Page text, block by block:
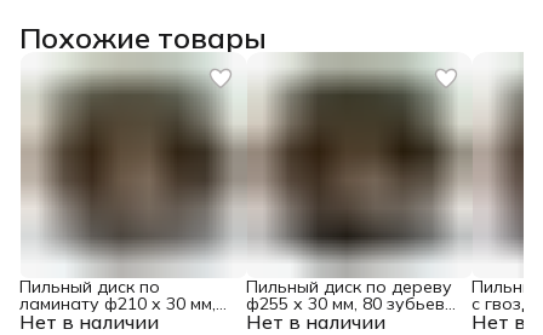
Похожие товары
Нет в наличии
Пильный диск по
ламинату ф210 х 30 мм,
64 зубьев Denzel Нет в наличии
Пильный диск по дереву
ф255 х 30 мм, 80 зубьев
Denzel Нет в
с
40